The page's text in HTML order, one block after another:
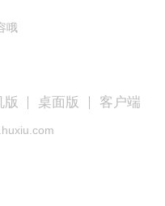
哦
版 桌面版 客户端